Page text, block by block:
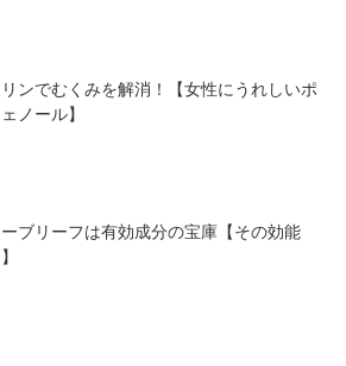
ンでむくみを解消！【女性にうれしいポ
ノール】
ブリーフは有効成分の宝庫【その効能